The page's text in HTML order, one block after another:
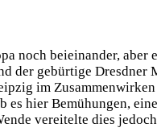
noch beieinander, aber
der gebürtige Dresdner
im
es hier Bemühungen,
vereitelte dies